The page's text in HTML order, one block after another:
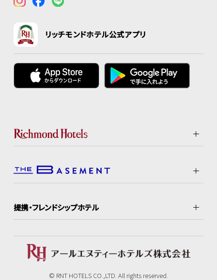
リッチモンドホテル公式アプリ
提携・フレンドシップホテル
© RNT HOTELS CO.,LTD. All rights reserved.